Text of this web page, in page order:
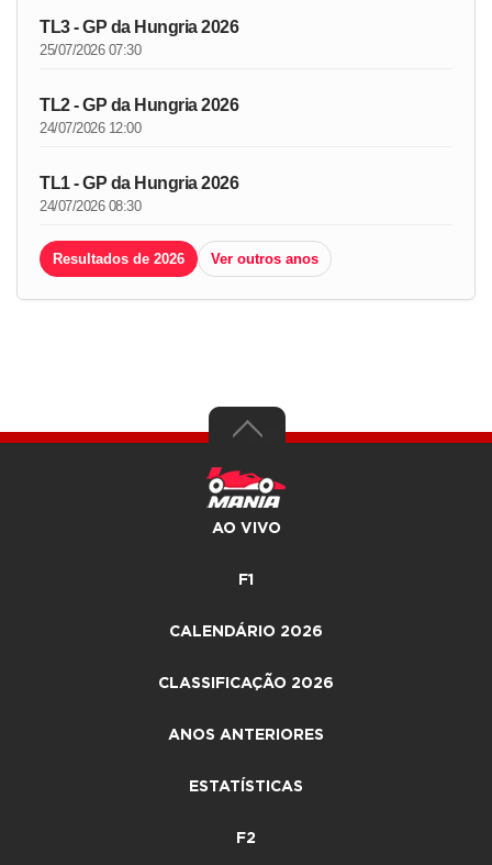
TL3 - GP da Hungria 2026
25/07/2026 07:30
TL2 - GP da Hungria 2026
24/07/2026 12:00
TL1 - GP da Hungria 2026
24/07/2026 08:30
Resultados de 2026 Ver outros anos
AO VIVO
F1
CALENDÁRIO 2026
CLASSIFICAÇÃO 2026
ANOS ANTERIORES
ESTATÍSTICAS
F2